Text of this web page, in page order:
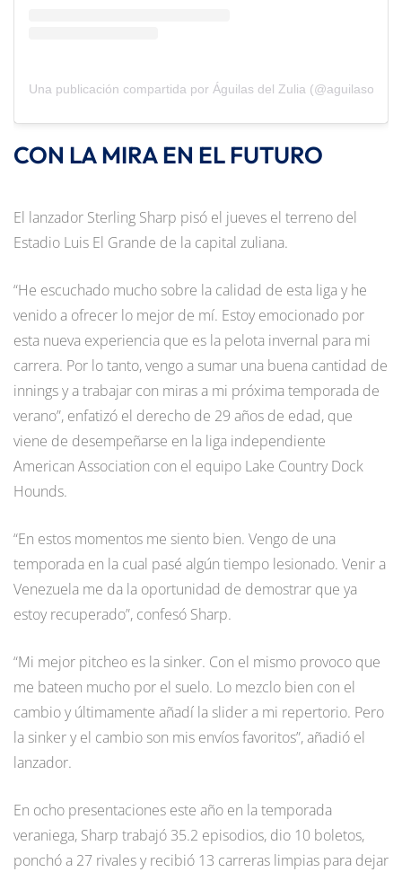
Una publicación compartida por Águilas del Zulia
CON LA MIRA EN EL FUTURO
El lanzador Sterling Sharp pisó el jueves el terreno del
Estadio Luis El Grande de la capital zuliana.
“He escuchado mucho sobre la calidad de esta liga y he
venido a ofrecer lo mejor de mí. Estoy emocionado por
esta nueva experiencia que es la pelota invernal para mi
carrera. Por lo tanto, vengo a sumar una buena cantidad de
innings y a trabajar con miras a mi próxima temporada de
verano”, enfatizó el derecho de 29 años de edad, que
viene de desempeñarse en la liga independiente
American Association con el equipo Lake Country Dock
Hounds.
“En estos momentos me siento bien. Vengo de una
temporada en la cual pasé algún tiempo lesionado. Venir a
Venezuela me da la oportunidad de demostrar que ya
estoy recuperado”, confesó Sharp.
“Mi mejor pitcheo es la sinker. Con el mismo provoco que
me bateen mucho por el suelo. Lo mezclo bien con el
cambio y últimamente añadí la slider a mi repertorio. Pero
la sinker y el cambio son mis envíos favoritos”, añadió el
lanzador.
En ocho presentaciones este año en la temporada
veraniega, Sharp trabajó 35.2 episodios, dio 10 boletos,
ponchó a 27 rivales y recibió 13 carreras limpias para dejar